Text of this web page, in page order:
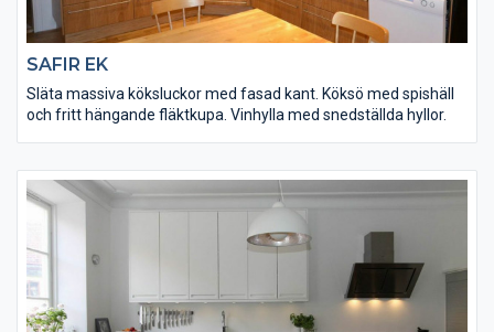
SAFIR EK
Släta massiva köksluckor med fasad kant. Köksö med spishäll
och fritt hängande fläktkupa. Vinhylla med snedställda hyllor.